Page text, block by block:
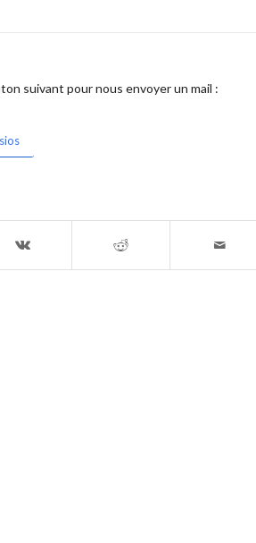
suivant pour nous envoyer un mail :